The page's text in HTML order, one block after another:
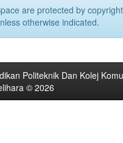
are protected by
otherwise indicated.
Politeknik Dan Kolej
© 2026